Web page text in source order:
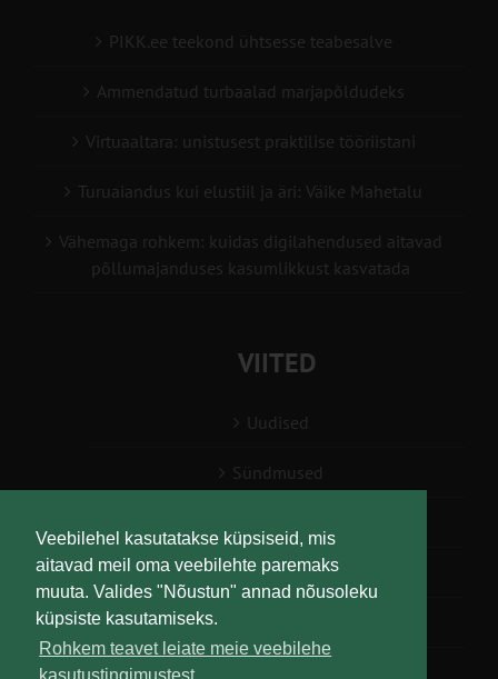
Veebilehel kasutatakse küpsiseid, mis
aitavad meil oma veebilehte paremaks
muuta. Valides "Nõustun" annad nõusoleku
küpsiste kasutamiseks.
Rohkem teavet leiate meie veebilehe
PIKK.ee teekond ühtsesse teabesalve
Ammendatud turbaalad marjapõldudeks
Virtuaaltara: unistusest praktilise tööriistani
Turuaiandus kui elustiil ja äri: Väike Mahetalu
Vähemaga rohkem: kuidas digilahendused aitavad
põllumajanduses kasumlikkust kasvatada
VIITED
Uudised
Sündmused
Teabesalv
Liitu uudiskirjaga